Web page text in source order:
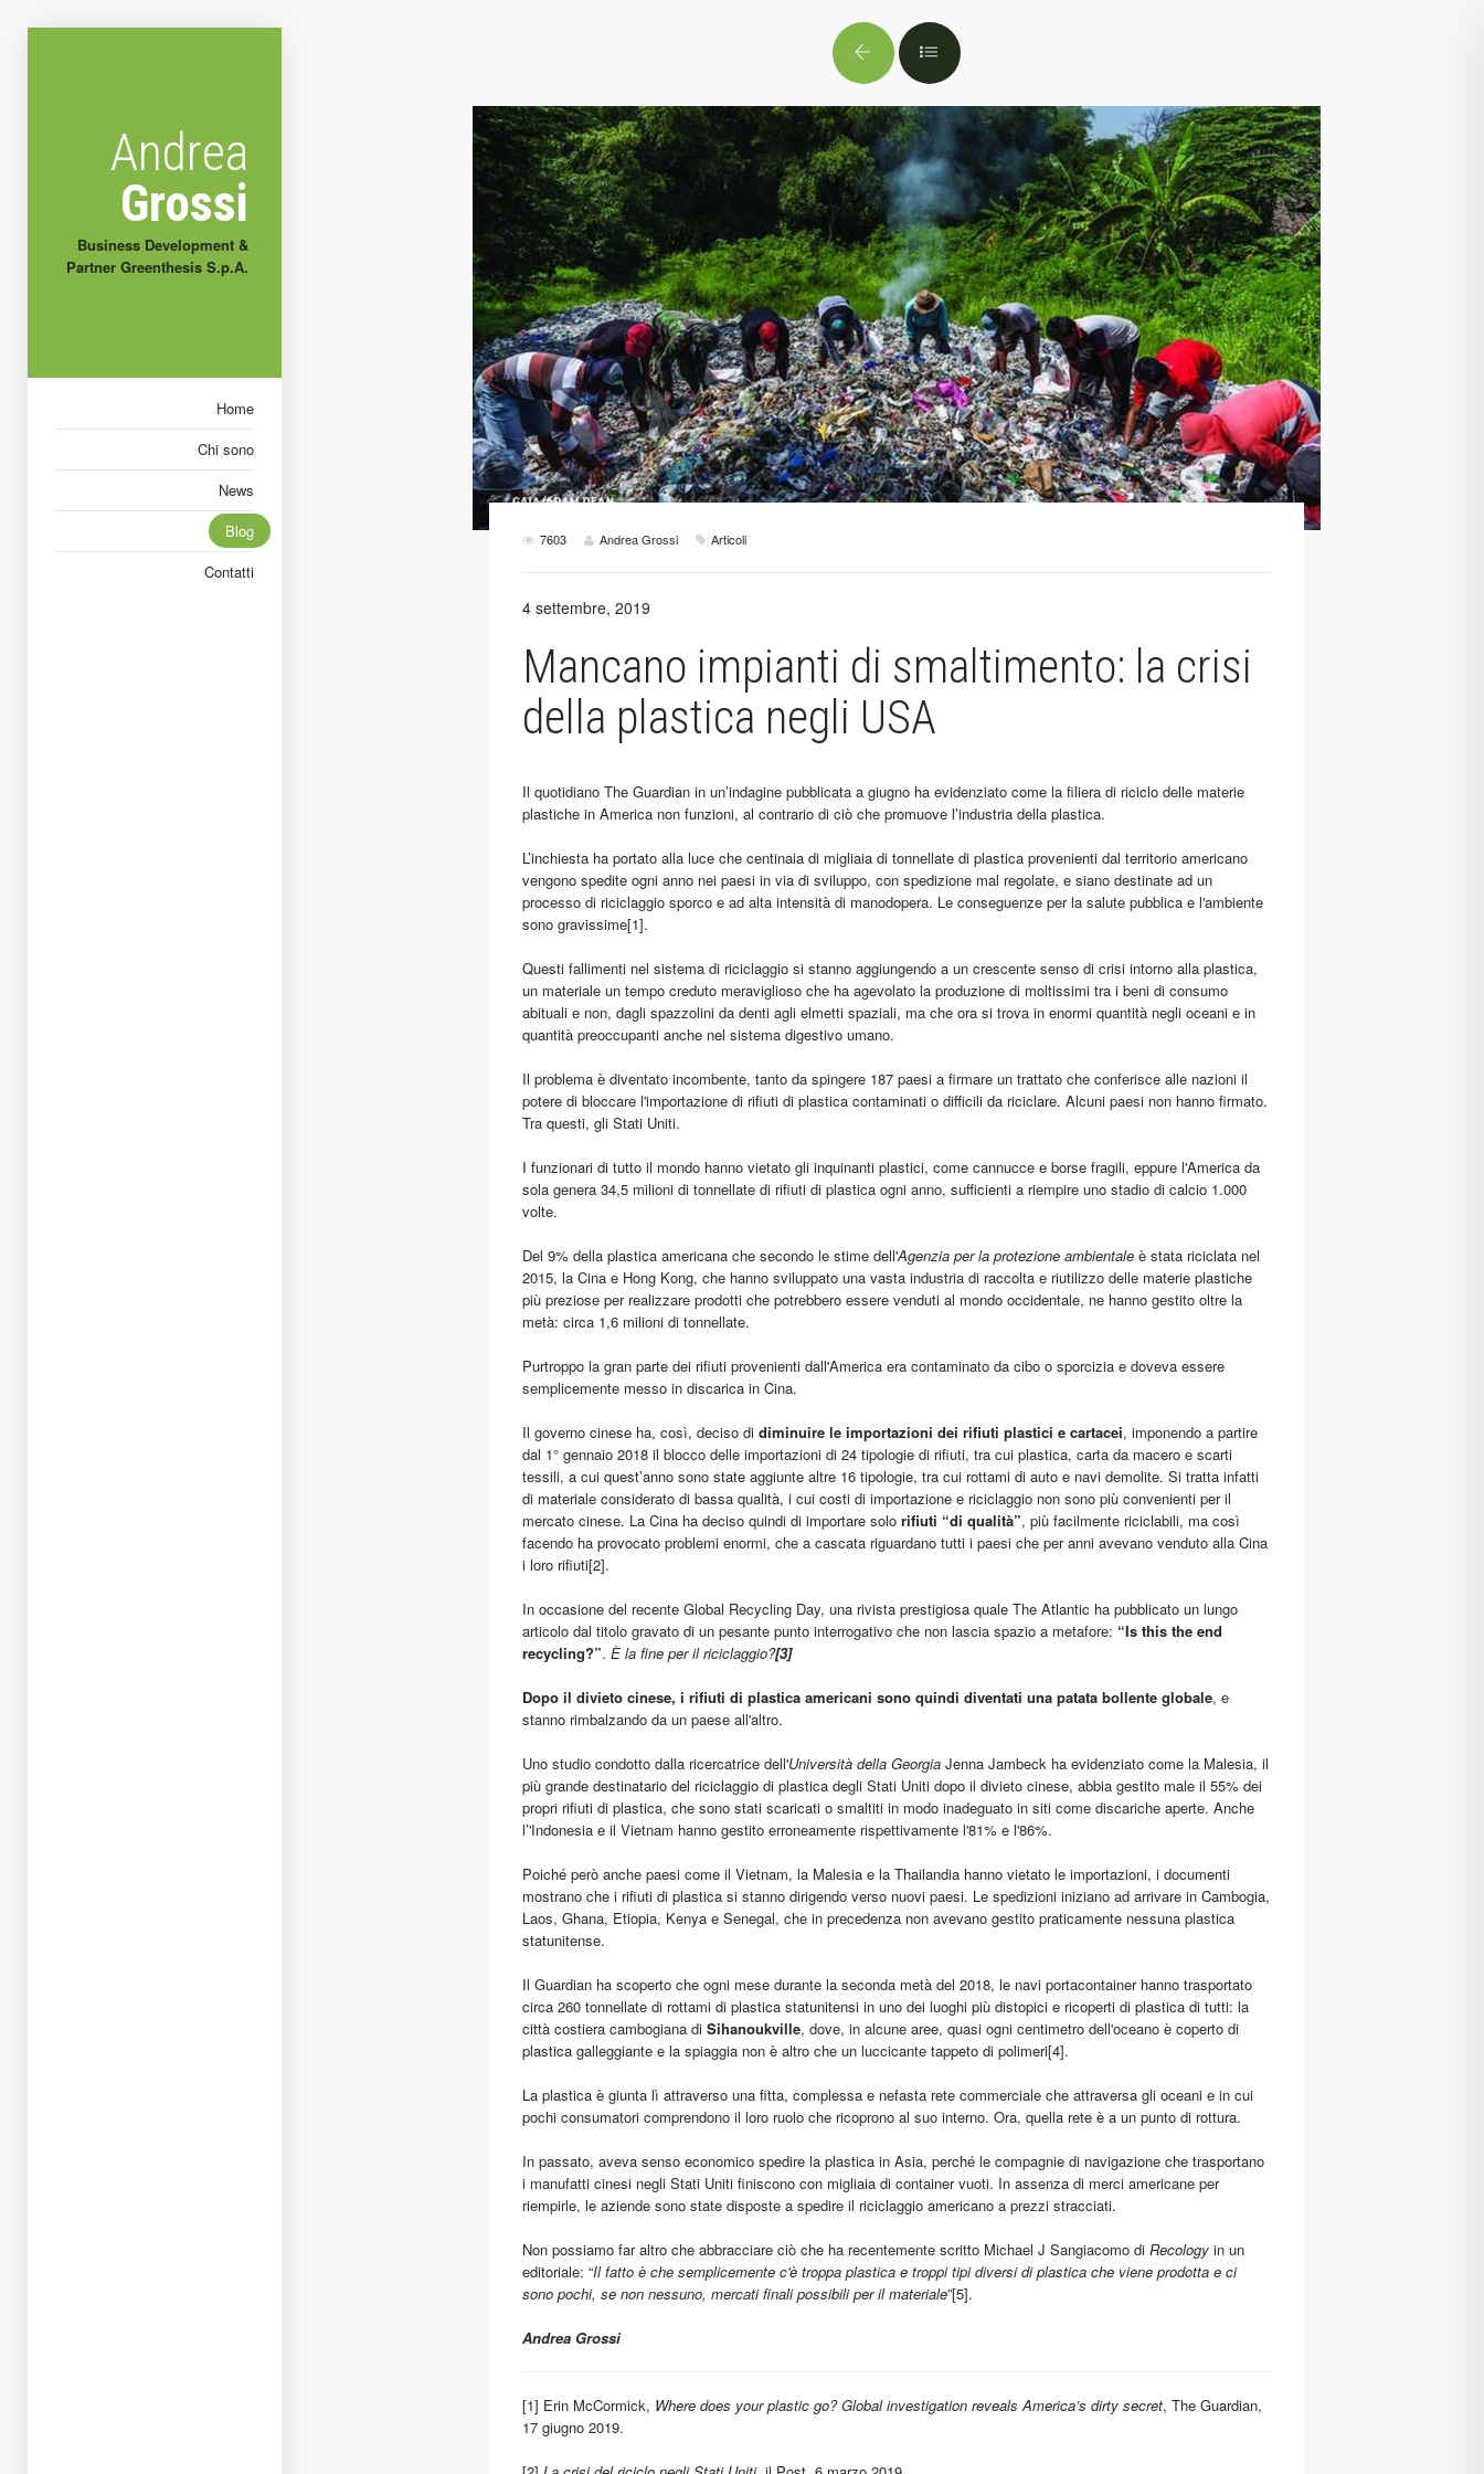
Andrea
Grossi
Business Development &
Partner Greenthesis S.p.A.
Home
Chi sono
News
Blog
Contatti
7603 Andrea Grossi Articoli
4 settembre, 2019
Mancano impianti di smaltimento: la crisi
della plastica negli USA
Il quotidiano The Guardian in un’indagine pubblicata a giugno ha evidenziato come la filiera di riciclo delle materie
plastiche in America non funzioni, al contrario di ciò che promuove l’industria della plastica.
L’inchiesta ha portato alla luce che centinaia di migliaia di tonnellate di plastica provenienti dal territorio americano
vengono spedite ogni anno nei paesi in via di sviluppo, con spedizione mal regolate, e siano destinate ad un
processo di riciclaggio sporco e ad alta intensità di manodopera. Le conseguenze per la salute pubblica e l'ambiente
sono gravissime[1].
Questi fallimenti nel sistema di riciclaggio si stanno aggiungendo a un crescente senso di crisi intorno alla plastica,
un materiale un tempo creduto meraviglioso che ha agevolato la produzione di moltissimi tra i beni di consumo
abituali e non, dagli spazzolini da denti agli elmetti spaziali, ma che ora si trova in enormi quantità negli oceani e in
quantità preoccupanti anche nel sistema digestivo umano.
Il problema è diventato incombente, tanto da spingere 187 paesi a firmare un trattato che conferisce alle nazioni il
potere di bloccare l'importazione di rifiuti di plastica contaminati o difficili da riciclare. Alcuni paesi non hanno firmato.
Tra questi, gli Stati Uniti.
I funzionari di tutto il mondo hanno vietato gli inquinanti plastici, come cannucce e borse fragili, eppure l'America da
sola genera 34,5 milioni di tonnellate di rifiuti di plastica ogni anno, sufficienti a riempire uno stadio di calcio 1.000
volte.
Del 9% della plastica americana che secondo le stime dell'Agenzia per la protezione ambientale è stata riciclata nel
2015, la Cina e Hong Kong, che hanno sviluppato una vasta industria di raccolta e riutilizzo delle materie plastiche
più preziose per realizzare prodotti che potrebbero essere venduti al mondo occidentale, ne hanno gestito oltre la
metà: circa 1,6 milioni di tonnellate.
Purtroppo la gran parte dei rifiuti provenienti dall'America era contaminato da cibo o sporcizia e doveva essere
semplicemente messo in discarica in Cina.
Il governo cinese ha, così, deciso di diminuire le importazioni dei rifiuti plastici e cartacei, imponendo a partire
dal 1° gennaio 2018 il blocco delle importazioni di 24 tipologie di rifiuti, tra cui plastica, carta da macero e scarti
tessili, a cui quest’anno sono state aggiunte altre 16 tipologie, tra cui rottami di auto e navi demolite. Si tratta infatti
di materiale considerato di bassa qualità, i cui costi di importazione e riciclaggio non sono più convenienti per il
mercato cinese. La Cina ha deciso quindi di importare solo rifiuti “di qualità”, più facilmente riciclabili, ma così
facendo ha provocato problemi enormi, che a cascata riguardano tutti i paesi che per anni avevano venduto alla Cina
i loro rifiuti[2].
In occasione del recente Global Recycling Day, una rivista prestigiosa quale The Atlantic ha pubblicato un lungo
articolo dal titolo gravato di un pesante punto interrogativo che non lascia spazio a metafore: “Is this the end
recycling?”. È la fine per il riciclaggio?[3]
Dopo il divieto cinese, i rifiuti di plastica americani sono quindi diventati una patata bollente globale, e
stanno rimbalzando da un paese all'altro.
Uno studio condotto dalla ricercatrice dell'Università della Georgia Jenna Jambeck ha evidenziato come la Malesia, il
più grande destinatario del riciclaggio di plastica degli Stati Uniti dopo il divieto cinese, abbia gestito male il 55% dei
propri rifiuti di plastica, che sono stati scaricati o smaltiti in modo inadeguato in siti come discariche aperte. Anche
l’'Indonesia e il Vietnam hanno gestito erroneamente rispettivamente l'81% e l'86%.
Poiché però anche paesi come il Vietnam, la Malesia e la Thailandia hanno vietato le importazioni, i documenti
mostrano che i rifiuti di plastica si stanno dirigendo verso nuovi paesi. Le spedizioni iniziano ad arrivare in Cambogia,
Laos, Ghana, Etiopia, Kenya e Senegal, che in precedenza non avevano gestito praticamente nessuna plastica
statunitense.
Il Guardian ha scoperto che ogni mese durante la seconda metà del 2018, le navi portacontainer hanno trasportato
circa 260 tonnellate di rottami di plastica statunitensi in uno dei luoghi più distopici e ricoperti di plastica di tutti: la
città costiera cambogiana di Sihanoukville, dove, in alcune aree, quasi ogni centimetro dell'oceano è coperto di
plastica galleggiante e la spiaggia non è altro che un luccicante tappeto di polimeri[4].
La plastica è giunta lì attraverso una fitta, complessa e nefasta rete commerciale che attraversa gli oceani e in cui
pochi consumatori comprendono il loro ruolo che ricoprono al suo interno. Ora, quella rete è a un punto di rottura.
In passato, aveva senso economico spedire la plastica in Asia, perché le compagnie di navigazione che trasportano
i manufatti cinesi negli Stati Uniti finiscono con migliaia di container vuoti. In assenza di merci americane per
riempirle, le aziende sono state disposte a spedire il riciclaggio americano a prezzi stracciati.
Non possiamo far altro che abbracciare ciò che ha recentemente scritto Michael J Sangiacomo di Recology in un
editoriale: “Il fatto è che semplicemente c'è troppa plastica e troppi tipi diversi di plastica che viene prodotta e ci
sono pochi, se non nessuno, mercati finali possibili per il materiale”[5].
Andrea Grossi
[1] Erin McCormick, Where does your plastic go? Global investigation reveals America’s dirty secret, The Guardian,
17 giugno 2019.